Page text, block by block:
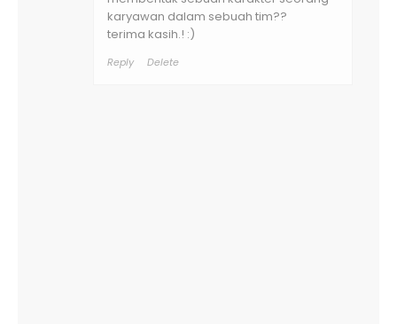
karyawan dalam sebuah tim??
terima kasih.! :)
Reply Delete